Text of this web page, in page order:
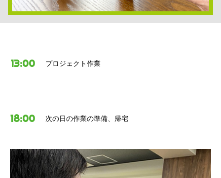
13:00 プロジェクト作業
18:00 次の日の作業の準備、帰宅